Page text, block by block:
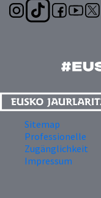
Sitemap
Professionelle
Zugänglichkeit
Impressum